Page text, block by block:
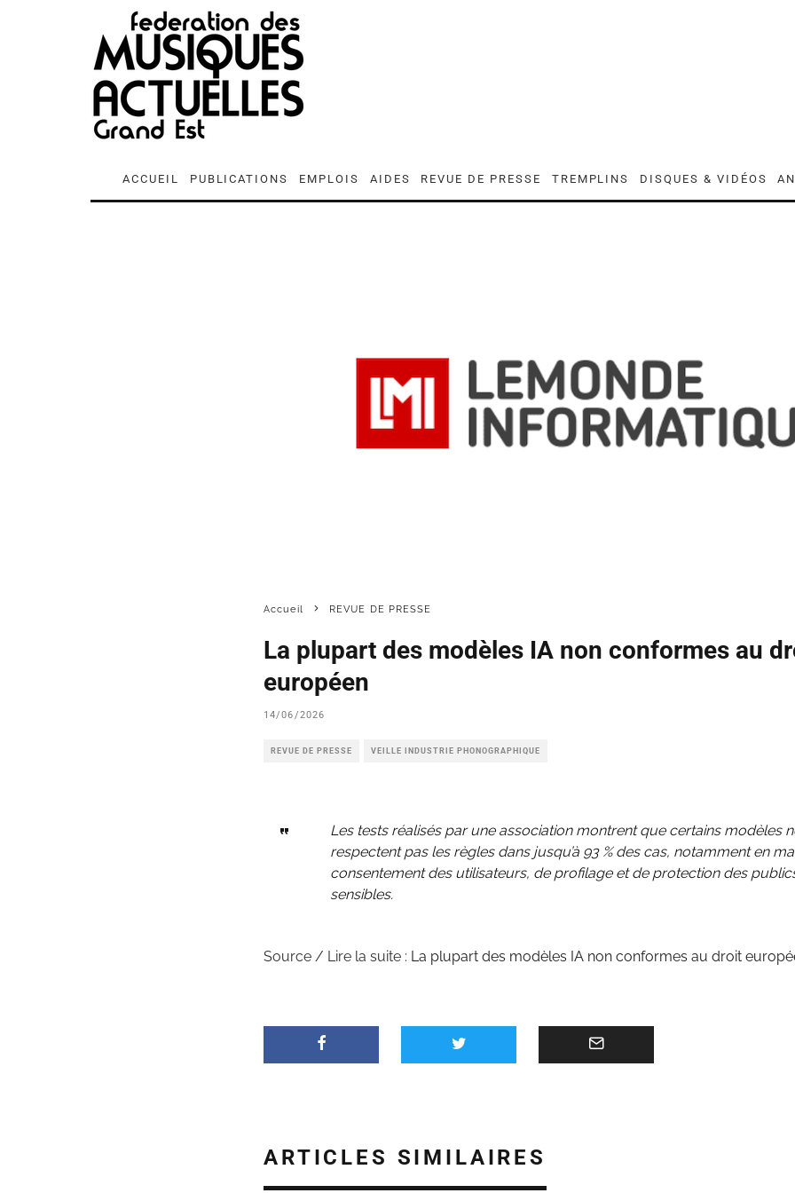
ACCUEIL PUBLICATIONS EMPLOIS AIDES REVUE DE PRESSE TREMPLINS DISQUES & VIDÉOS
Accueil REVUE DE PRESSE
La plupart des modèles IA non conformes au
européen
14/06/2026
REVUE DE PRESSE VEILLE INDUSTRIE PHONOGRAPHIQUE
Les tests réalisés par une association montrent que certains modèles
respectent pas les règles dans jusqu’à 93 % des cas, notamment en
consentement des utilisateurs, de profilage et de protection des
sensibles.
Source / Lire la suite : La plupart des modèles IA non conformes au droit
ARTICLES SIMILAIRES